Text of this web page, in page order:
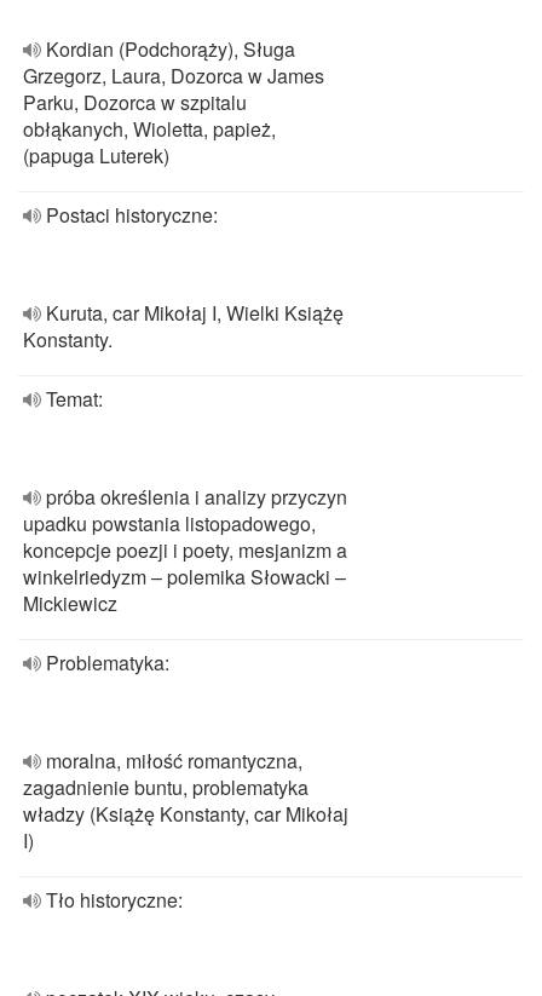
Kordian (Podchorąży), Sługa
Grzegorz, Laura, Dozorca w James
Parku, Dozorca w szpitalu
obłąkanych, Wioletta, papież,
(papuga Luterek)
Postaci historyczne:
Kuruta, car Mikołaj I, Wielki Książę
Konstanty.
Temat:
próba określenia i analizy przyczyn
upadku powstania listopadowego,
koncepcje poezji i poety, mesjanizm a
winkelriedyzm – polemika Słowacki –
Mickiewicz
Problematyka:
moralna, miłość romantyczna,
zagadnienie buntu, problematyka
władzy (Książę Konstanty, car Mikołaj
I)
Tło historyczne: